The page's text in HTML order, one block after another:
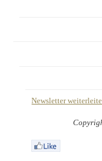
Newsletter